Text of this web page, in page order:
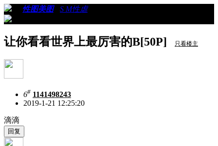
性图美图 S M性虐
让你看看世界上最厉害的B[50P] 只看楼主
6# 1141498243
2019-1-21 12:25:20
滴滴